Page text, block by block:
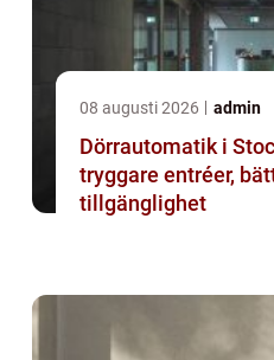
08 augusti 2026 admin
Dörrautomatik i
tryggare entréer,
tillgänglighet